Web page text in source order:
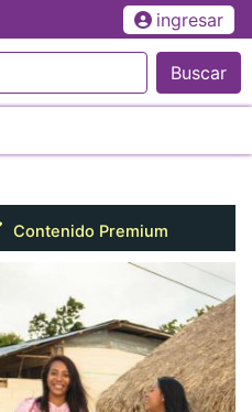
ingresar
Buscar
Contenido Premium